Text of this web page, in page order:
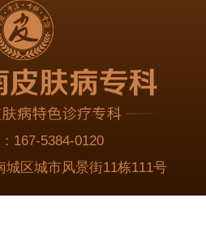
167-5384-0120
城区城市风景街11栋111号